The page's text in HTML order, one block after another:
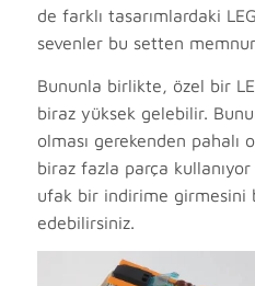
de farklı tasarımlardaki
sevenler bu setten
Bununla birlikte, özel bir
biraz yüksek gelebilir.
olması gerekenden pahalı
biraz fazla parça
ufak bir indirime girmesini
edebilirsiniz.